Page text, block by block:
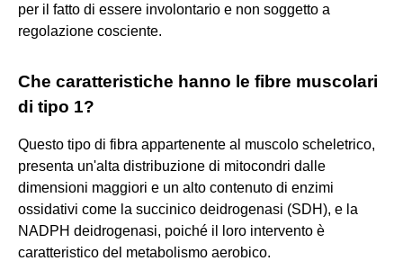
per il fatto di essere involontario e non soggetto a
regolazione cosciente.
Che caratteristiche hanno le fibre muscolari
di tipo 1?
Questo tipo di fibra appartenente al muscolo scheletrico,
presenta un'alta distribuzione di mitocondri dalle
dimensioni maggiori e un alto contenuto di enzimi
ossidativi come la succinico deidrogenasi (SDH), e la
NADPH deidrogenasi, poiché il loro intervento è
caratteristico del metabolismo aerobico.